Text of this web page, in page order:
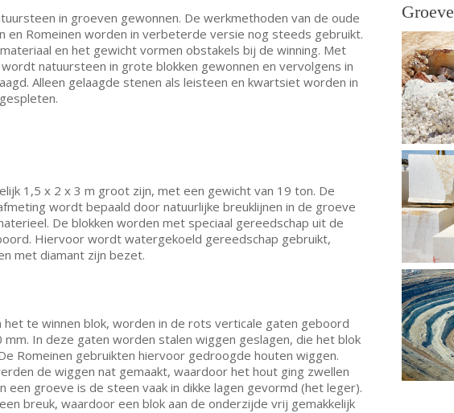
in groeven gewonnen. De werkmethoden van de oude
en Romeinen worden in verbeterde versie nog steeds gebruikt.
en het gewicht vormen obstakels bij de winning. Met
natuursteen in grote blokken gewonnen en vervolgens in
Alleen gelaagde stenen als leisteen en kwartsiet worden in
1,5 x 2 x 3 m groot zijn, met een gewicht van 19 ton. De
wordt bepaald door natuurlijke breuklijnen in de groeve
De blokken worden met speciaal gereedschap uit de
Hiervoor wordt watergekoeld gereedschap gebruikt,
met diamant zijn bezet.
het te winnen blok, worden in de rots verticale gaten geboord
In deze gaten worden stalen wiggen geslagen, die het blok
Romeinen gebruikten hiervoor gedroogde houten wiggen.
de wiggen nat gemaakt, waardoor het hout ging zwellen
een groeve is de steen vaak in dikke lagen gevormd (het leger).
breuk, waardoor een blok aan de onderzijde vrij gemakkelijk
Groeve